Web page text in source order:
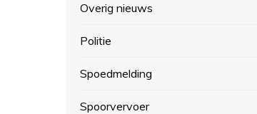
Overig nieuws
Politie
Spoedmelding
Spoorvervoer